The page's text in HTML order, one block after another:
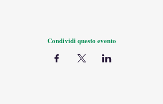
Condividi questo evento